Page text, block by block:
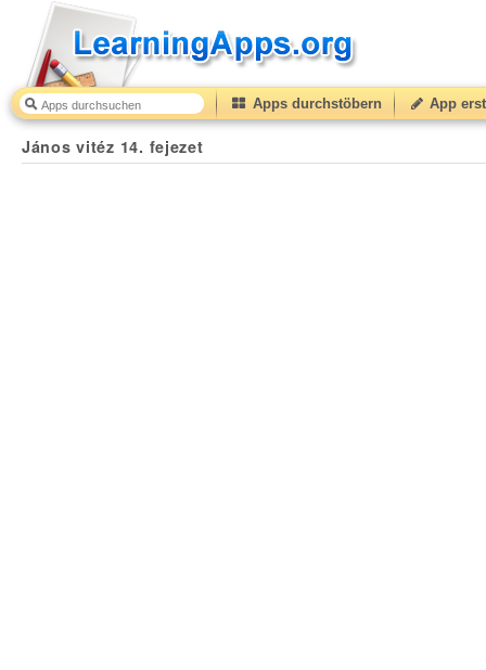
Apps durchstöbern App
János vitéz 14. fejezet